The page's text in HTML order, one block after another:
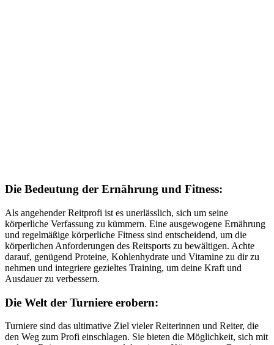
Die Bedeutung der Ernährung und Fitness:
Als angehender Reitprofi ist es unerlässlich, sich um seine
körperliche Verfassung zu kümmern. Eine ausgewogene Ernährung
und regelmäßige körperliche Fitness sind entscheidend, um die
körperlichen Anforderungen des Reitsports zu bewältigen. Achte
darauf, genügend Proteine, Kohlenhydrate und Vitamine zu dir zu
nehmen und integriere gezieltes Training, um deine Kraft und
Ausdauer zu verbessern.
Die Welt der Turniere erobern:
Turniere sind das ultimative Ziel vieler Reiterinnen und Reiter, die
den Weg zum Profi einschlagen. Sie bieten die Möglichkeit, sich mit